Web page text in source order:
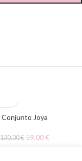
Conjunto Joya
130.00€ 59.00€